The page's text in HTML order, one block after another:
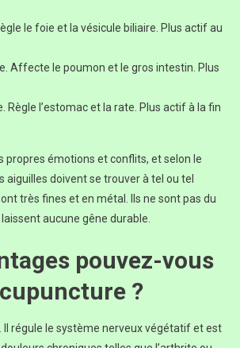
le foie et la vésicule biliaire. Plus actif au
Affecte le poumon et le gros intestin. Plus
Règle l’estomac et la rate. Plus actif à la fin
propres émotions et conflits, et selon le
aiguilles doivent se trouver à tel ou tel
très fines et en métal. Ils ne sont pas du
aucune gêne durable.
pouvez-vous
?
Il régule le système nerveux végétatif et est